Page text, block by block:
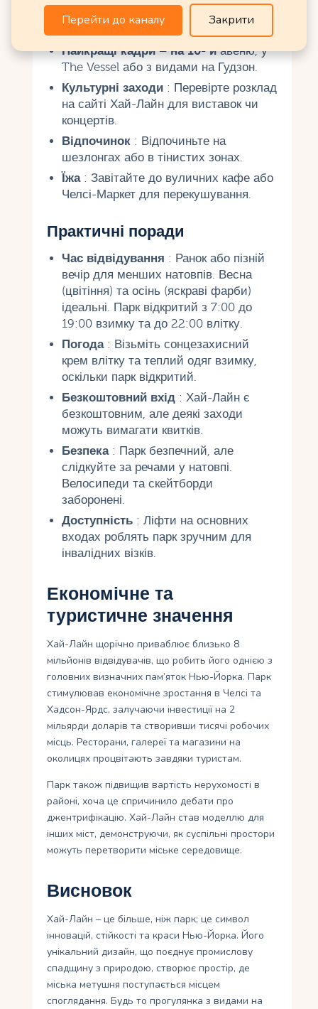
(близько 45 хвилин) або виберіть
Найкращі кадри – на 10- йавеню, у
The Vessel або з видами на Гудзон.
Культурні заходи: Перевірте розклад
на сайті Хай-Лайн для виставок чи
концертів.
Відпочинок: Відпочиньте на
шезлонгах або в тінистих зонах.
Їжа: Завітайте до вуличних кафе або
Челсі-Маркет для перекушування.
Практичні поради
Час відвідування : Ранок або пізній
вечір для менших натовпів. Весна
(цвітіння) та осінь (яскраві фарби)
ідеальні. Парк відкритий з 7:00 до
19:00 взимку та до 22:00 влітку.
Погода: Візьміть сонцезахисний
крем влітку та теплий одяг взимку,
оскільки парк відкритий.
Безкоштовний вхід: Хай-Лайн є
безкоштовним, але деякі заходи
можуть вимагати квитків.
Безпека: Парк безпечний, але
слідкуйте за речами у натовпі.
Велосипеди та скейтборди
заборонені.
Доступність: Ліфти на основних
входах роблять парк зручним для
інвалідних візків.
Економічне та
туристичне значення
Хай-Лайн щорічно приваблює близько 8
мільйонів відвідувачів, що робить його однією з
головних визначних пам’яток Нью-Йорка. Парк
стимулював економічне зростання в Челсі та
Хадсон-Ярдс, залучаючи інвестиції на 2
мільярди доларів та створивши тисячі робочих
місць. Ресторани, галереї та магазини на
околицях процвітають завдяки туристам.
Парк також підвищив вартість нерухомості в
районі, хоча це спричинило дебати про
джентрифікацію. Хай-Лайн став моделлю для
інших міст, демонструючи, як суспільні простори
можуть перетворити міське середовище.
Висновок
Хай-Лайн – це більше, ніж парк; це символ
інновацій, стійкості та краси Нью-Йорка. Його
унікальний дизайн, що поєднує промислову
спадщину з природою, створює простір, де
міська метушня поступається місцем
споглядання. Будь то прогулянка з видами на
Перейти до каналу Закрити